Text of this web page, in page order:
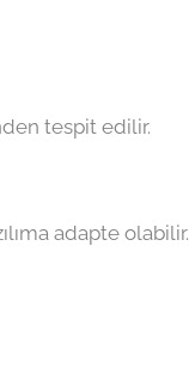
tespit edilir.
adapte olabilir.